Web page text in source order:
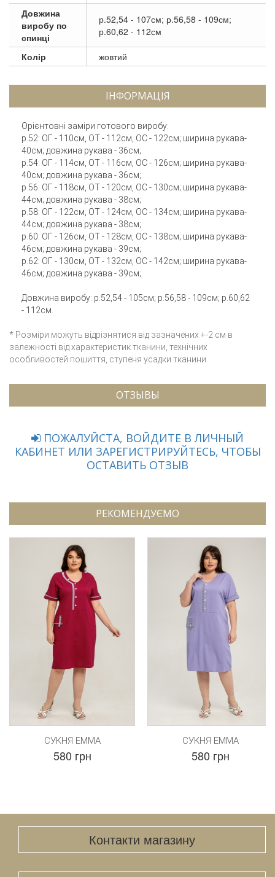
Довжина
виробу по
спинці
р.52,54 - 107см; р.56,58 - 109см;
р.60,62 - 112см
Колір жовтий
ІНФОРМАЦІЯ
Орієнтовні заміри готового виробу:
р.52: ОГ - 110см, ОТ - 112см, ОС - 122см; ширина рукава-
40см; довжина рукава - 36см;
р.54: ОГ - 114см, ОТ - 116см, ОС - 126см; ширина рукава-
40см; довжина рукава - 36см;
р.56: ОГ - 118см, ОТ - 120см, ОС - 130см; ширина рукава-
44см; довжина рукава - 38см;
р.58: ОГ - 122см, ОТ - 124см, ОС - 134см; ширина рукава-
44см; довжина рукава - 38см;
р.60: ОГ - 126см, ОТ - 128см, ОС - 138см; ширина рукава-
46см; довжина рукава - 39см;
р.62: ОГ - 130см, ОТ - 132см, ОС - 142см; ширина рукава-
46см; довжина рукава - 39см;
Довжина виробу: р.52,54 - 105см; р.56,58 - 109см; р.60,62
- 112см.
* Розміри можуть відрізнятися від зазначених +-2 см в
залежності від характеристик тканини, технічних
особливостей пошиття, ступеня усадки тканини.
ОТЗЫВЫ
ПОЖАЛУЙСТА, ВОЙДИТЕ В ЛИЧНЫЙ
КАБИНЕТ ИЛИ ЗАРЕГИСТРИРУЙТЕСЬ, ЧТОБЫ
ОСТАВИТЬ ОТЗЫВ
РЕКОМЕНДУЄМО
СУКНЯ ЕММА
580 грн
СУКНЯ ЕММА
580 грн
Контакти магазину